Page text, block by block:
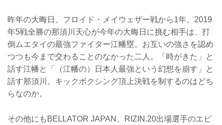
昨年の大晦日、フロイド・メイウェザー戦から1年。2019
年5戦全勝の那須川天心が今年の大晦日に挑む相手は、打
倒ムエタイの最強ファイター江幡塁。お互いの強さを認め
つつも今まで交わることのなかった二人。「時がきた」と
話す江幡と「（江幡の）日本人最強という幻想を崩す」と
話す那須川。キックボクシング頂上決戦を制するのはどち
らなのか。
その他にもBELLATOR JAPAN、RIZIN.20出場選手のエピ